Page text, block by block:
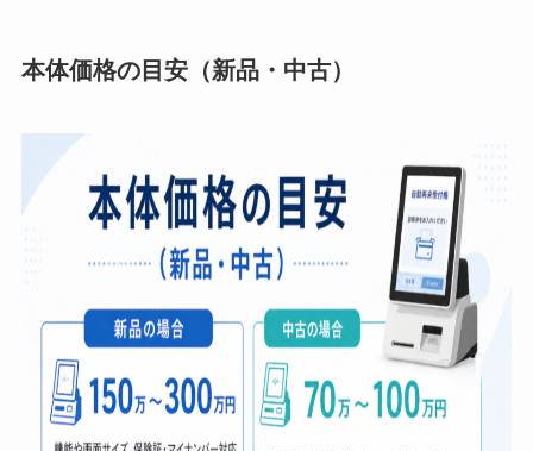
本体価格の目安（新品・中古）